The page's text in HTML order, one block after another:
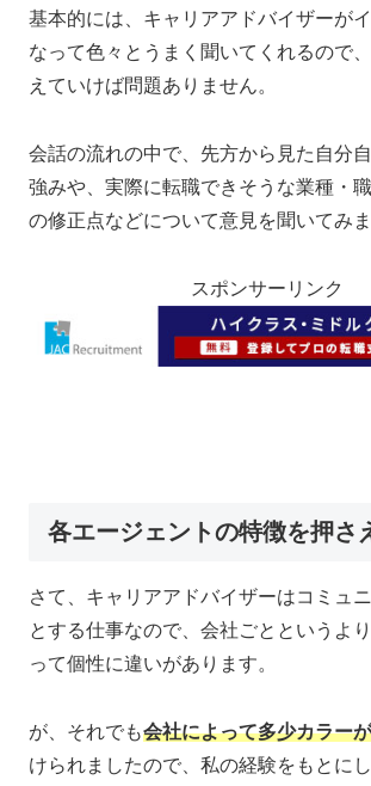
基本的には、キャリアアドバイザーが
なって色々とうまく聞いてくれるので
えていけば問題ありません。
会話の流れの中で、先方から見た自分
強みや、実際に転職できそうな業種・
の修正点などについて意見を聞いてみま
スポンサーリンク
各エージェントの特徴を押さ
さて、キャリアアドバイザーはコミュ
とする仕事なので、会社ごとというよ
って個性に違いがあります。
が、それでも会社によって多少カラー
けられましたので、私の経験をもとに